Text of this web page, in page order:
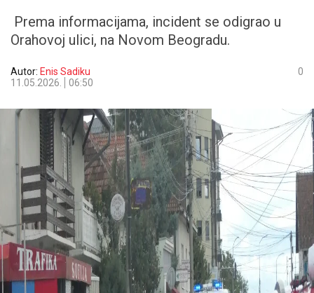
Prema informacijama, incident se odigrao u
Orahovoj ulici, na Novom Beogradu.
Autor: Enis Sadiku
11.05.2026.
06:50
0